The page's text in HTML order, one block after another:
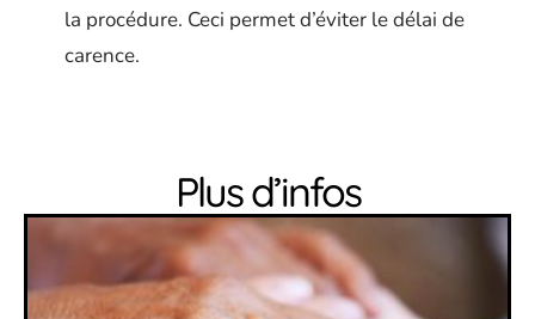
la procédure. Ceci permet d’éviter le délai de
carence.
Plus d’infos